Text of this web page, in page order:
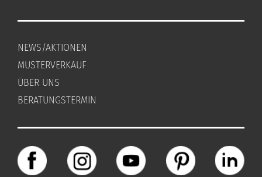
NEWS/AKTIONEN
MUSTERVERKAUF
ÜBER UNS
BERATUNGSTERMIN